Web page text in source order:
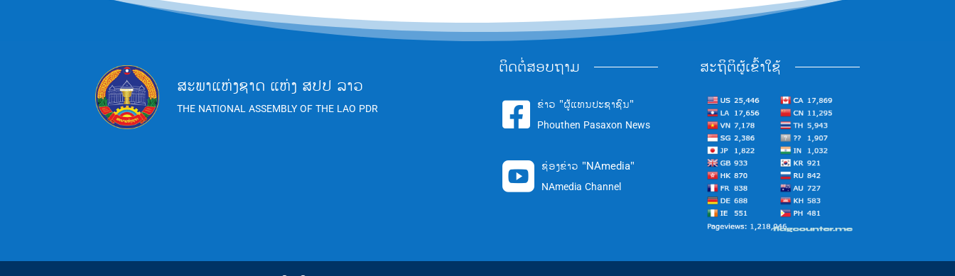
ສະພາແຫ່ງຊາດ ແຫ່ງ ສປປ ລາວ
THE NATIONAL ASSEMBLY OF THE LAO PDR
ຕິດຕໍ່ສອບຖາມ
 ຂ່າວ "ຜູ້ແທນປະຊາຊົນ"
Phouthen Pasaxon News
 ຊ່ອງຂ່າວ "NAmedia"
NAmedia Channel
ສະຖິຕິຜູ້ເຂົ້າໃຊ້